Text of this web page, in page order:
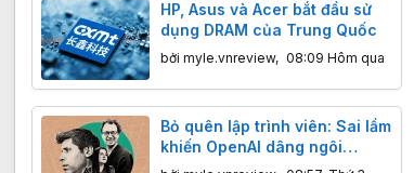
HP, Asus và Acer bắt đầu sử
dụng DRAM của Trung Quốc
bởi myle.vnreview, 08:09 Hôm qua
Bỏ quên lập trình viên: Sai lầm
khiến OpenAI dâng ngôi
vương cho Anthropic